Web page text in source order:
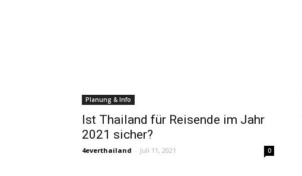
Planung & Info
Ist Thailand für Reisende im Jahr
2021 sicher?
4everthailand - Juli 11, 2021 0